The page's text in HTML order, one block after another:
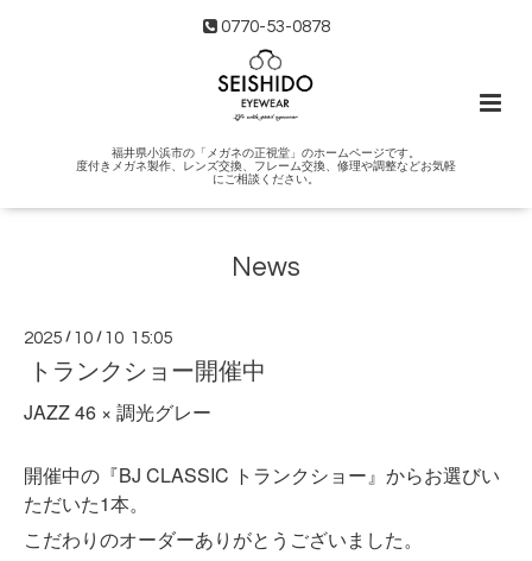
0770-53-0878
福井県小浜市の「メガネの正視堂」のホームページです。
度付きメガネ製作、レンズ交換、フレーム交換、修理や調整などお気軽
にご相談ください。
News
2025 / 10 / 10 15:05
トランクショー開催中
JAZZ 46 × 調光グレー
開催中の『BJ CLASSIC トランクショー』からお選びい
ただいた1本。
こだわりのオーダーありがとうございました。